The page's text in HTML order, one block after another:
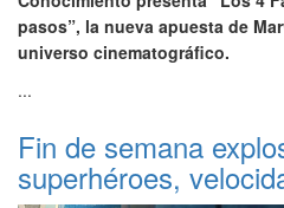
pasos”, la nueva apuesta de
universo cinematográfico.
...
Fin de semana
superhéroes,